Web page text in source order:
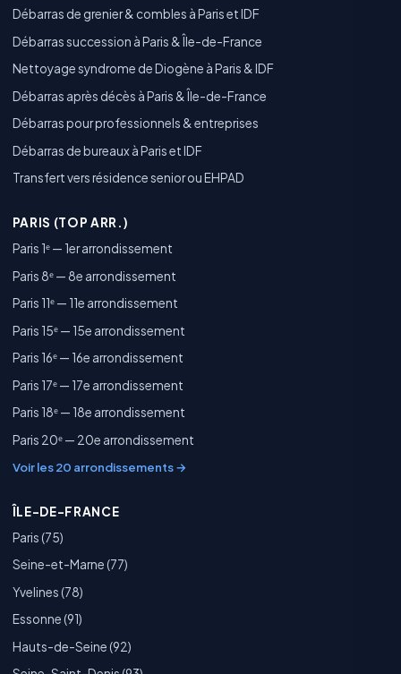
Débarras de grenier & combles à Paris et IDF
Débarras succession à Paris & Île-de-France
Nettoyage syndrome de Diogène à Paris & IDF
Débarras après décès à Paris & Île-de-France
Débarras pour professionnels & entreprises
Débarras de bureaux à Paris et IDF
Transfert vers résidence senior ou EHPAD
PARIS (TOP ARR.)
Paris 1ᵉ — 1er arrondissement
Paris 8ᵉ — 8e arrondissement
Paris 11ᵉ — 11e arrondissement
Paris 15ᵉ — 15e arrondissement
Paris 16ᵉ — 16e arrondissement
Paris 17ᵉ — 17e arrondissement
Paris 18ᵉ — 18e arrondissement
Paris 20ᵉ — 20e arrondissement
Voir les 20 arrondissements →
ÎLE-DE-FRANCE
Paris (75)
Seine-et-Marne (77)
Yvelines (78)
Essonne (91)
Hauts-de-Seine (92)